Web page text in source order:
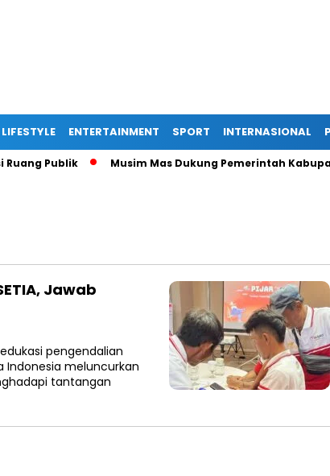
LIFESTYLE ENTERTAINMENT SPORT INTERNASIONAL
Publik Musim Mas Dukung Pemerintah
Jawab
edukasi pengendalian
Indonesia meluncurkan
tantangan